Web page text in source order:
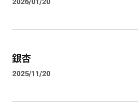
銀杏
2025/11/20